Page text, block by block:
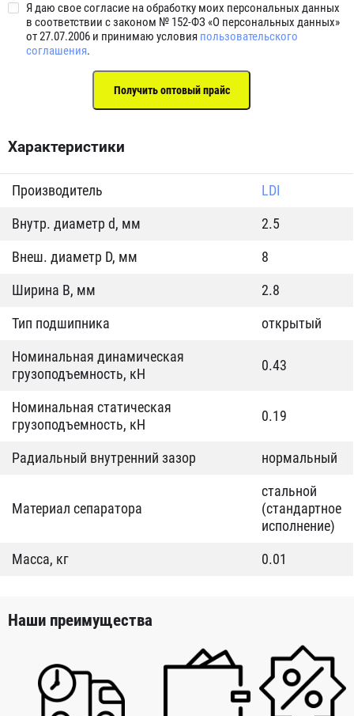
Я даю свое согласие на обработку моих персональных данных
в соответствии с законом № 152-ФЗ «О персональных данных»
от 27.07.2006 и принимаю условия пользовательского
соглашения.
Характеристики
Производитель
LDI
Внутр. диаметр d, мм
2.5
Внеш. диаметр D, мм
8
Ширина B, мм
2.8
Тип подшипника
открытый
Номинальная динамическая
грузоподъемность, кН
0.43
Номинальная статическая
грузоподъемность, кН
0.19
Радиальный внутренний зазор нормальный
Материал сепаратора
стальной
(стандартное
исполнение)
Масса, кг
0.01
Наши преимущества